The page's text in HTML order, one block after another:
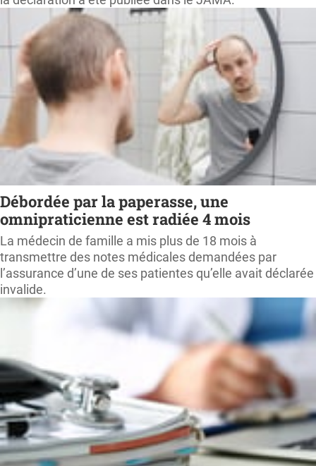
Débordée par la paperasse, une
omnipraticienne est radiée 4 mois
La médecin de famille a mis plus de 18 mois à
transmettre des notes médicales demandées par
l’assurance d’une de ses patientes qu’elle avait déclarée
invalide.